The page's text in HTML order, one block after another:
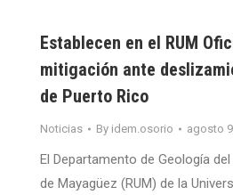
Establecen en el RUM
mitigación ante
de Puerto Rico
Noticias By idem.osorio agosto
El Departamento de Geología
de Mayagüez (RUM) de la